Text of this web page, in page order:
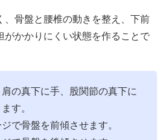
、骨盤と腰椎の動きを整え、下前
がかかりにくい状態を作ることで
の真下に手、股関節の真下に
す。
で骨盤を前傾させます。